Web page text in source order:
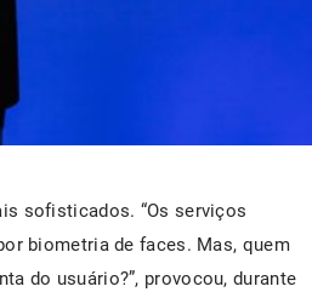
sofisticados. “Os serviços
biometria de faces. Mas, quem
do usuário?”, provocou, durante